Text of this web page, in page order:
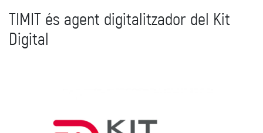
TIMIT és agent digitalitzador del Kit
Digital